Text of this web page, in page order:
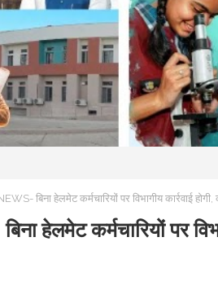
बिना हेलमेट कर्मचारियों पर विभागीय कार्रवाई
हेलमेट कर्मचारियों पर